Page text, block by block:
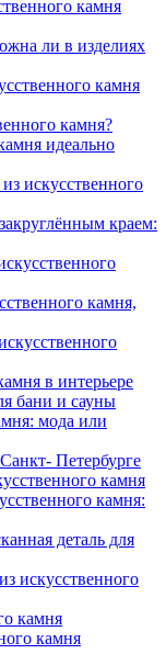
камня
ли в изделиях
камня
камня?
идеально
искусственного
краем:
камня,
в интерьере
бани и сауны
мода или
Петербурге
камня
камня:
деталь для
искусственного
камня
камня